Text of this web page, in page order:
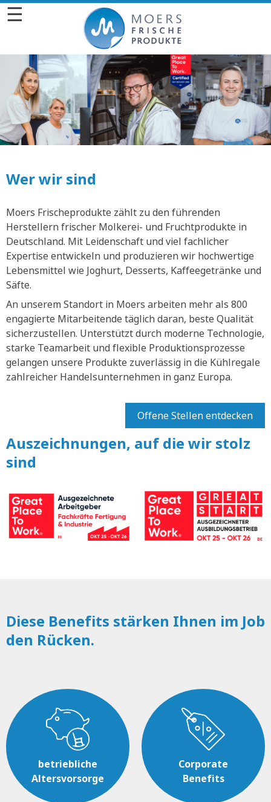
☰
Wer wir sind
Moers Frischeprodukte zählt zu den führenden
Herstellern frischer Molkerei- und Fruchtprodukte in
Deutschland. Mit Leidenschaft und viel fachlicher
Expertise entwickeln und produzieren wir hochwertige
Lebensmittel wie Joghurt, Desserts, Kaffeegetränke und
Säfte.
An unserem Standort in Moers arbeiten mehr als 800
engagierte Mitarbeitende täglich daran, beste Qualität
sicherzustellen. Unterstützt durch moderne Technologie,
starke Teamarbeit und flexible Produktionsprozesse
gelangen unsere Produkte zuverlässig in die Kühlregale
zahlreicher Handelsunternehmen in ganz Europa.
Offene Stellen entdecken
Auszeichnungen, auf die wir stolz
sind
Diese Benefits stärken Ihnen im Job
den Rücken.
betriebliche
Altersvorsorge
Corporate
Benefits